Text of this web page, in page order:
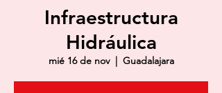
Infraestructura
Hidráulica
mié 16 de nov
  |
Guadalajara